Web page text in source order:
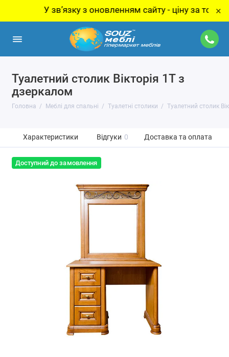
У звʼязку з оновленням сайту - ціну за товар ×
Туалетний столик Вікторія 1Т з
дзеркалом
Головна Меблі для спальні Туалетні столики Туалетний столик
Характеристики Відгуки 0 Доставка та оплата
Доступний до замовлення